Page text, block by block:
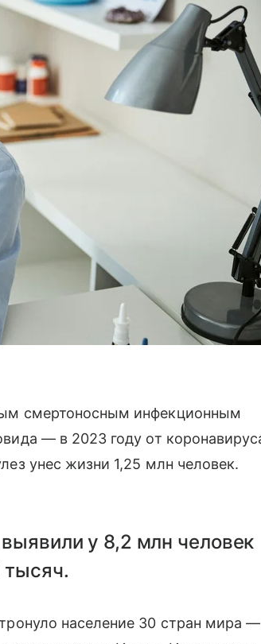
смертоносным инфекционным
— в 2023 году от
унес жизни 1,25 млн человек.
у 8,2 млн человек
тысяч.
население 30 стран мира —